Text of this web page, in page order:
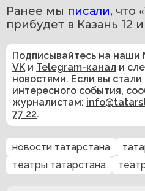
Ранее мы писали, что
прибудет в Казань 12
Подписывайтесь на наши
VK и Telegram-канал и
новостями. Если вы
интересного события,
журналистам:
77 22.
новости татарстана
театры татарстана